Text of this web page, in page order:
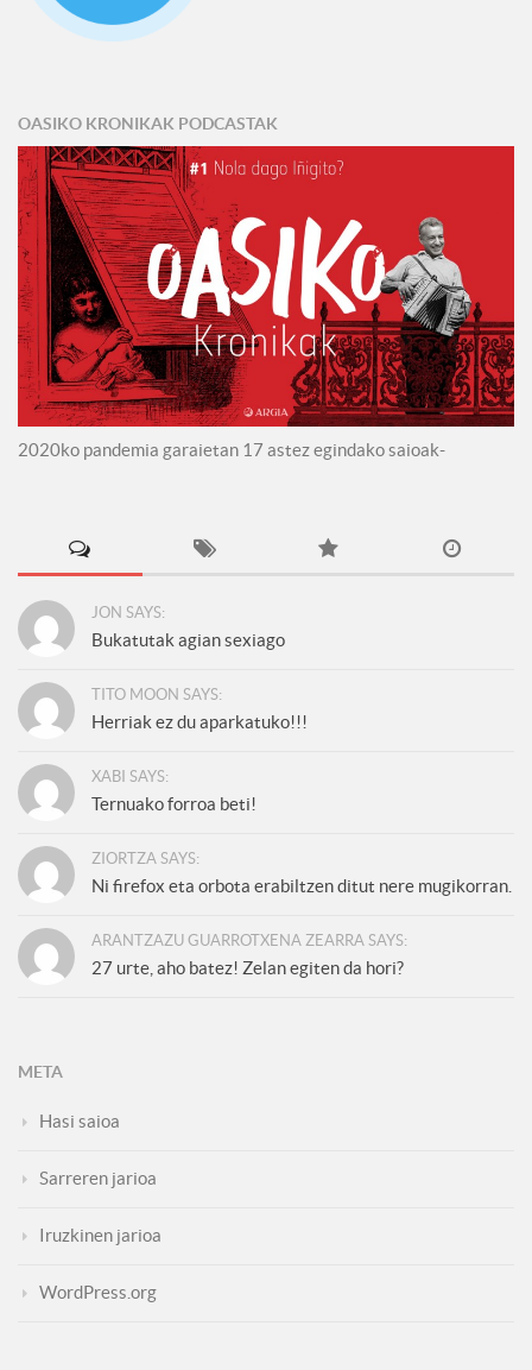
OASIKO KRONIKAK PODCASTAK
2020ko pandemia garaietan 17 astez egindako saioak-
JON SAYS:
Bukatutak agian sexiago
TITO MOON SAYS:
Herriak ez du aparkatuko!!!
XABI SAYS:
Ternuako forroa beti!
ZIORTZA SAYS:
Ni firefox eta orbota erabiltzen ditut nere mugikorran.
ARANTZAZU GUARROTXENA ZEARRA SAYS:
27 urte, aho batez! Zelan egiten da hori?
META
Hasi saioa
Sarreren jarioa
Iruzkinen jarioa
WordPress.org